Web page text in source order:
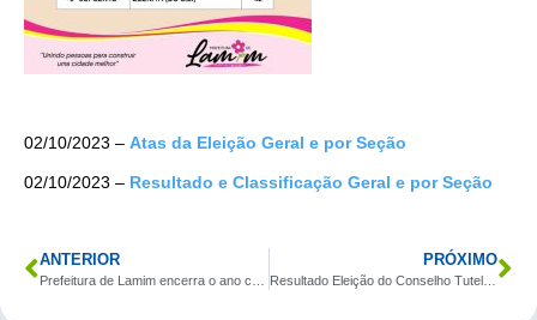
02/10/2023 – Atas da Eleição Geral e por Seção
02/10/2023 – Resultado e Classificação Geral e por Seção
ANTERIOR PRÓXIMO
Resultado Eleição do Conselho Tutelar Lamim